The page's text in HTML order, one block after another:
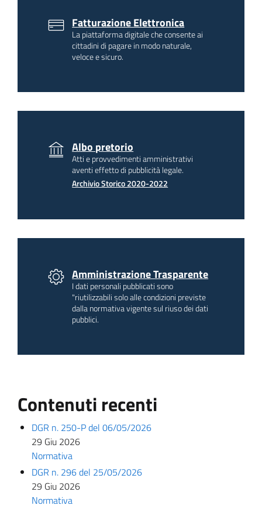
Fatturazione Elettronica
La piattaforma digitale che consente ai
cittadini di pagare in modo naturale,
veloce e sicuro.
Albo pretorio
Atti e provvedimenti amministrativi
aventi effetto di pubblicità legale.
Archivio Storico 2020-2022
Amministrazione Trasparente
I dati personali pubblicati sono
"riutilizzabili solo alle condizioni previste
dalla normativa vigente sul riuso dei dati
pubblici.
Contenuti recenti
DGR n. 250-P del 06/05/2026
29 Giu 2026
Normativa
DGR n. 296 del 25/05/2026
29 Giu 2026
Normativa